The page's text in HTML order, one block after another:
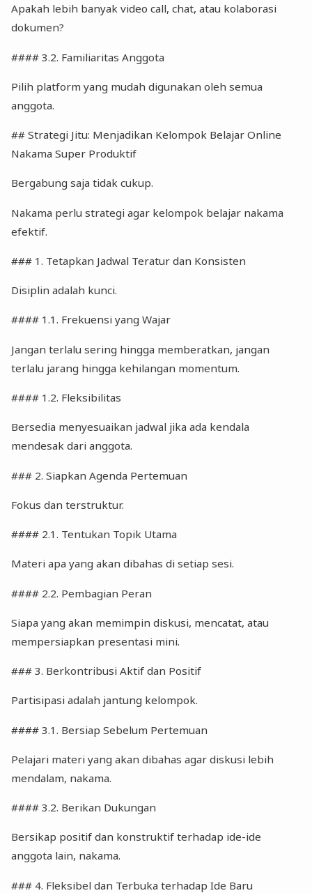
Apakah lebih banyak video call, chat, atau kolaborasi
dokumen?
#### 3.2. Familiaritas Anggota
Pilih platform yang mudah digunakan oleh semua
anggota.
## Strategi Jitu: Menjadikan Kelompok Belajar Online
Nakama Super Produktif
Bergabung saja tidak cukup.
Nakama perlu strategi agar kelompok belajar nakama
efektif.
### 1. Tetapkan Jadwal Teratur dan Konsisten
Disiplin adalah kunci.
#### 1.1. Frekuensi yang Wajar
Jangan terlalu sering hingga memberatkan, jangan
terlalu jarang hingga kehilangan momentum.
#### 1.2. Fleksibilitas
Bersedia menyesuaikan jadwal jika ada kendala
mendesak dari anggota.
### 2. Siapkan Agenda Pertemuan
Fokus dan terstruktur.
#### 2.1. Tentukan Topik Utama
Materi apa yang akan dibahas di setiap sesi.
#### 2.2. Pembagian Peran
Siapa yang akan memimpin diskusi, mencatat, atau
mempersiapkan presentasi mini.
### 3. Berkontribusi Aktif dan Positif
Partisipasi adalah jantung kelompok.
#### 3.1. Bersiap Sebelum Pertemuan
Pelajari materi yang akan dibahas agar diskusi lebih
mendalam, nakama.
#### 3.2. Berikan Dukungan
Bersikap positif dan konstruktif terhadap ide-ide
anggota lain, nakama.
### 4. Fleksibel dan Terbuka terhadap Ide Baru